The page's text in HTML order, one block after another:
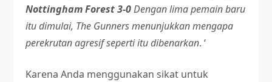
Nottingham Forest 3-0Dengan lima pemain baru
itu dimulai, The Gunners menunjukkan mengapa
perekrutan agresif seperti itu dibenarkan. ‘
Karena Anda menggunakan sikat untuk